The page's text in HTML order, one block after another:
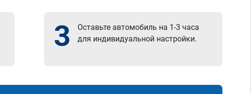
3
Оставьте автомобиль на 1-3 часа
для индивидуальной настройки.